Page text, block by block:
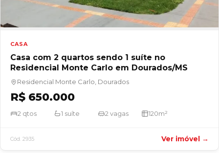
CASA
Casa com 2 quartos sendo 1 suíte no
Residencial Monte Carlo em Dourados/MS
Residencial Monte Carlo, Dourados
R$ 650.000
2 qtos 1 suíte 2 vagas 120m²
Cód. 2935 Ver imóvel →